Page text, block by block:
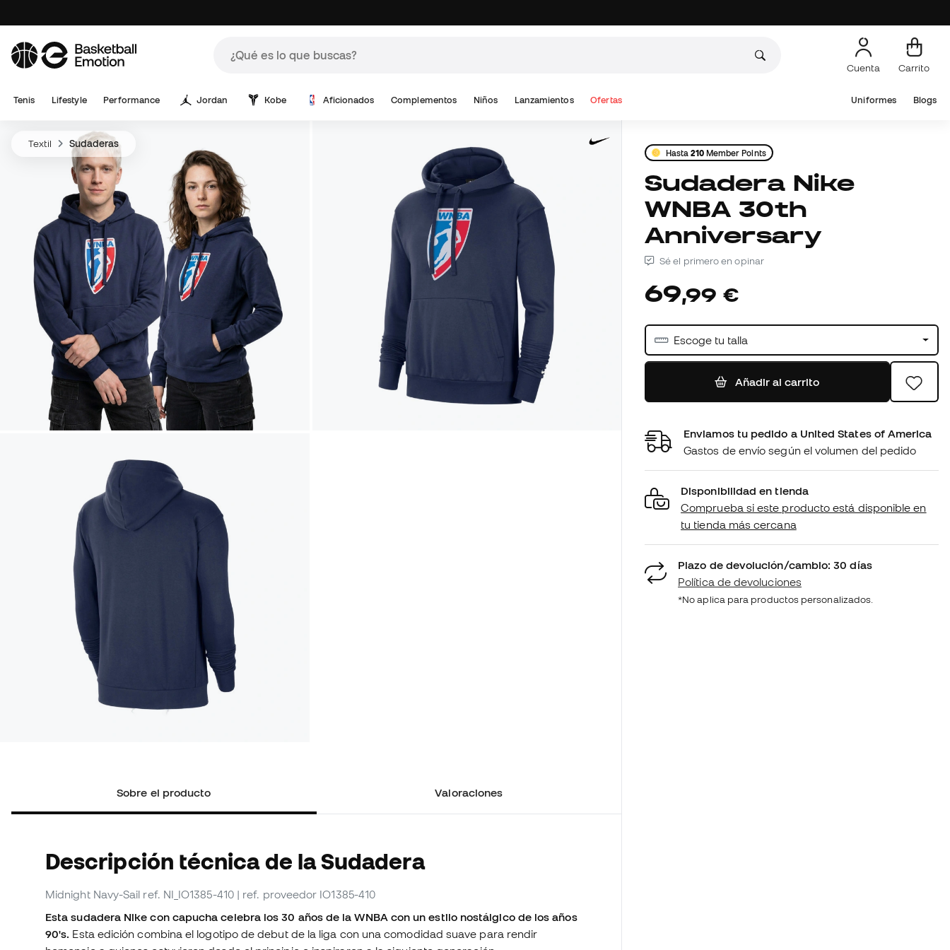
Cuenta Carrito
Tenis Lifestyle Performance Jordan Kobe Aficionados Complementos Niños Lanzamientos Ofertas Uniformes Blogs
Textil Sudaderas
Sobre el producto Valoraciones
Descripción técnica de la Sudadera
Midnight Navy-Sail ref. NI_IO1385-410 | ref. proveedor IO1385-410
Esta sudadera Nike con capucha celebra los 30 años de la WNBA con un estilo nostálgico de los años
90's. Esta edición combina el logotipo de debut de la liga con una comodidad suave para rendir
Hasta210Member Points
Sudadera Nike
WNBA 30th
Anniversary
Sé el primero en opinar
69,99 €
Escoge tu talla
Añadir al carrito
Enviamos tu pedido a United States of America
Gastos de envío según el volumen del pedido
Disponibilidad en tienda
Comprueba si este producto está disponible en
tu tienda más cercana
Plazo de devolución/cambio: 30 días
Política de devoluciones
*No aplica para productos personalizados.